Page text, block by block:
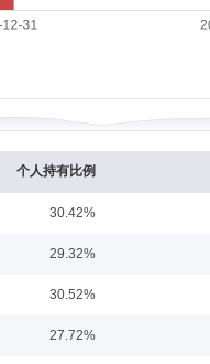
学经济学院副教授，全国社会保
投资部总监，现任海富通基金管
年10月兼任海富通富祥混合基金
个人持有比例
30.42%
29.32%
30.52%
27.72%